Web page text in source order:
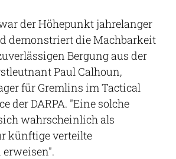
der Höhepunkt jahrelanger
demonstriert die Machbarkeit
Bergung aus der
Paul Calhoun,
für Gremlins im Tactical
der DARPA. "Eine solche
wahrscheinlich als
künftige verteilte